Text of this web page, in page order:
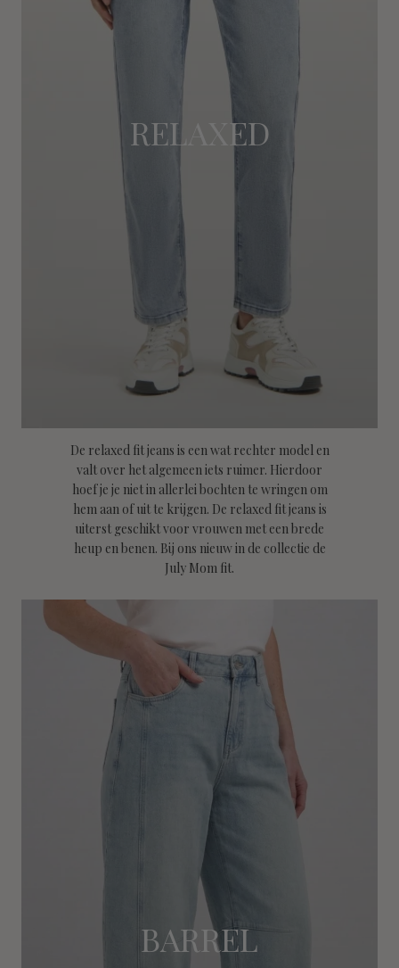
RELAXED
De relaxed fit jeans is een wat rechter model en
valt over het algemeen iets ruimer. Hierdoor
hoef je je niet in allerlei bochten te wringen om
hem aan of uit te krijgen. De relaxed fit jeans is
uiterst geschikt voor vrouwen met een brede
heup en benen. Bij ons nieuw in de collectie de
July Mom fit.
BARREL